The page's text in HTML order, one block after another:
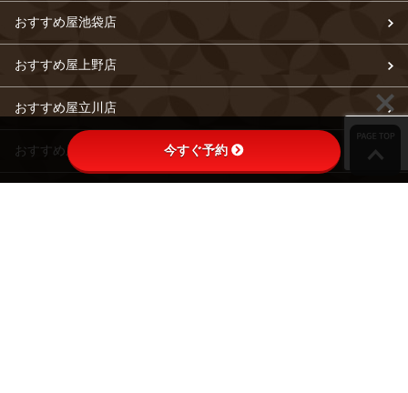
おすすめ屋池袋店
おすすめ屋上野店
おすすめ屋立川店
おすすめ屋町田店 今すぐ予約